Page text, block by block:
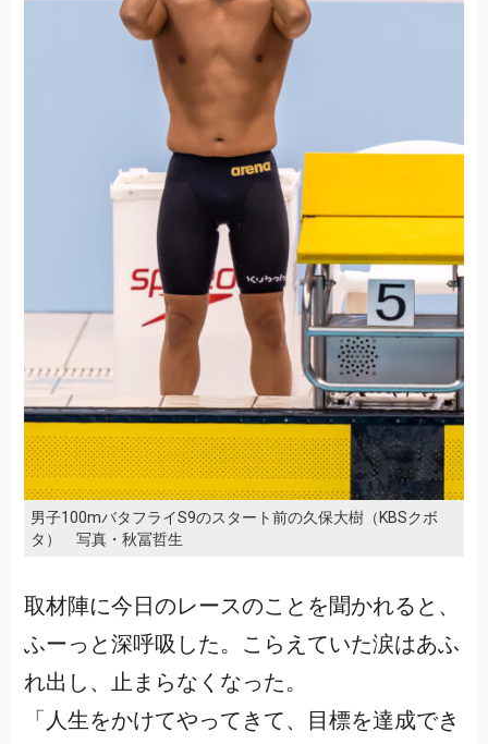
男子100mバタフライS9のスタート前の久保大樹（KBSクボ
タ） 写真・秋冨哲生
取材陣に今日のレースのことを聞かれると、
ふーっと深呼吸した。こらえていた涙はあふ
れ出し、止まらなくなった。
「人生をかけてやってきて、目標を達成でき